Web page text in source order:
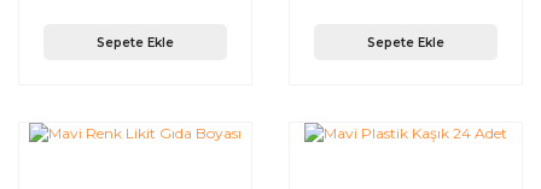
Sepete Ekle Sepete Ekle